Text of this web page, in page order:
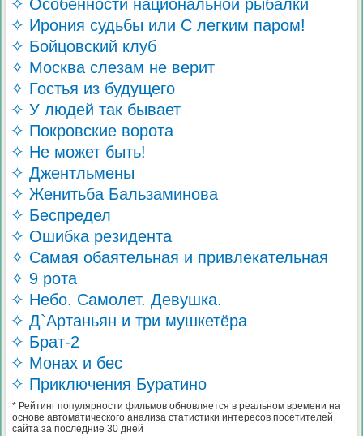
✧ Особенности национальной рыбалки
✧ Ирония судьбы или С легким паром!
✧ Бойцовский клуб
✧ Москва слезам не верит
✧ Гостья из будущего
✧ У людей так бывает
✧ Покровские ворота
✧ Не может быть!
✧ Джентльмены
✧ Женитьба Бальзаминова
✧ Беспредел
✧ Ошибка резидента
✧ Самая обаятельная и привлекательная
✧ 9 рота
✧ Небо. Самолет. Девушка.
✧ Д`Артаньян и три мушкетёра
✧ Брат-2
✧ Монах и бес
✧ Приключения Буратино
* Рейтинг популярности фильмов обновляется в реальном времени на
основе автоматического анализа статистики интересов посетителей
сайта за последние 30 дней